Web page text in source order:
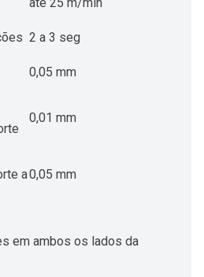
2 a 3 seg
0,05 mm
0,01 mm
a0,05 mm
em ambos os lados da